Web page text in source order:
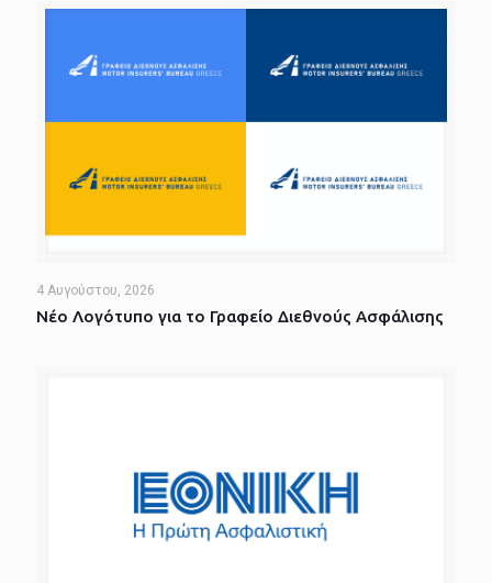
4 Αυγούστου, 2026
Νέο Λογότυπο για το Γραφείο Διεθνούς Ασφάλισης